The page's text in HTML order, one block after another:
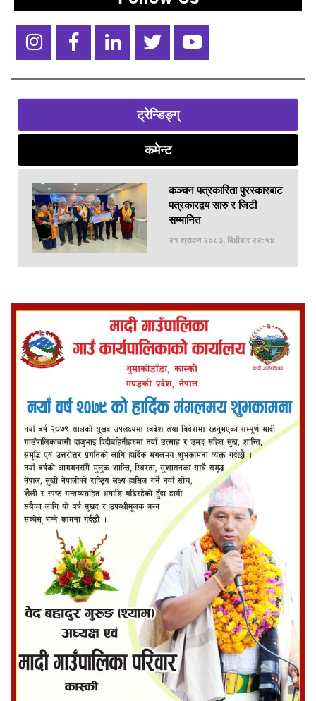
ट्रेन्डिङ्ग्
कमेन्ट
कञ्चन पत्रकारिता पुरस्कारबाट
पत्रकारद्वय सारु र जिटी
सम्मानित
२१ श्रावण २०८३, बिहीबार २२:५४